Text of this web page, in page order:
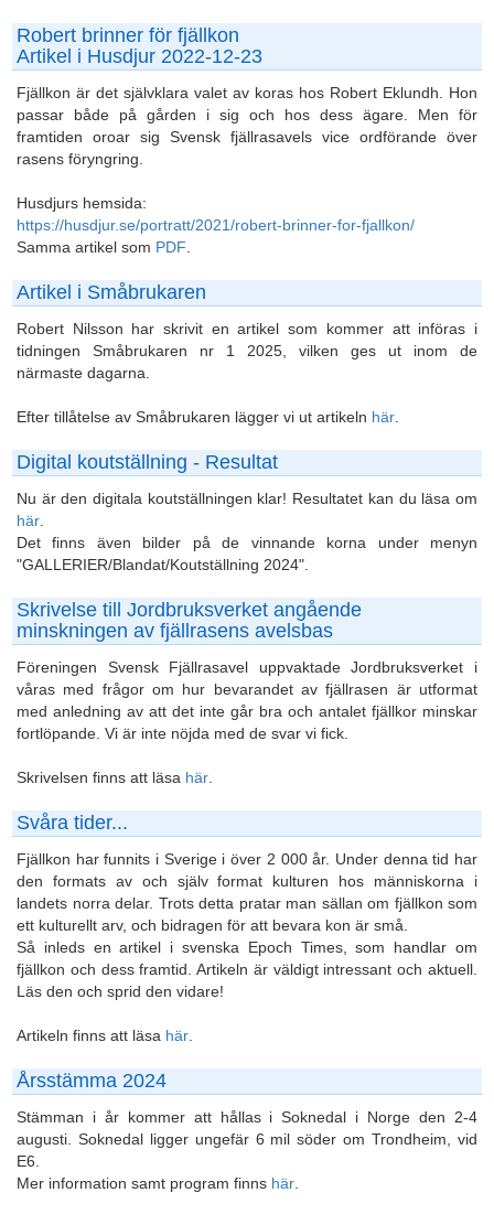
Robert brinner för fjällkon
Artikel i Husdjur 2022-12-23
Fjällkon är det självklara valet av koras hos Robert Eklundh. Hon
passar både på gården i sig och hos dess ägare. Men för
framtiden oroar sig Svensk fjällrasavels vice ordförande över
rasens föryngring.
Husdjurs hemsida:
https://husdjur.se/portratt/2021/robert-brinner-for-fjallkon/
Samma artikel som PDF
Artikel i Småbrukaren
Robert Nilsson har skrivit en artikel som kommer att införas i
tidningen Småbrukaren nr 1 2025, vilken ges ut inom de
närmaste dagarna.
Efter tillåtelse av Småbrukaren lägger vi ut artikeln här
Digital koutställning - Resultat
Nu är den digitala koutställningen klar! Resultatet kan du läsa om
här
Det finns även bilder på de vinnande korna under menyn
"GALLERIER/Blandat/Koutställning 2024".
Skrivelse till Jordbruksverket angående
minskningen av fjällrasens avelsbas
Föreningen Svensk Fjällrasavel uppvaktade Jordbruksverket i
våras med frågor om hur bevarandet av fjällrasen är utformat
med anledning av att det inte går bra och antalet fjällkor minskar
fortlöpande. Vi är inte nöjda med de svar vi fick.
Skrivelsen finns att läsa här
Svåra tider...
Fjällkon har funnits i Sverige i över 2 000 år. Under denna tid har
den formats av och själv format kulturen hos människorna i
landets norra delar. Trots detta pratar man sällan om fjällkon som
ett kulturellt arv, och bidragen för att bevara kon är små.
Så inleds en artikel i svenska Epoch Times, som handlar om
fjällkon och dess framtid. Artikeln är väldigt intressant och aktuell.
Läs den och sprid den vidare!
Artikeln finns att läsa här
Årsstämma 2024
Stämman i år kommer att hållas i Soknedal i Norge den 2-4
augusti. Soknedal ligger ungefär 6 mil söder om Trondheim, vid
E6.
Mer information samt program finns här